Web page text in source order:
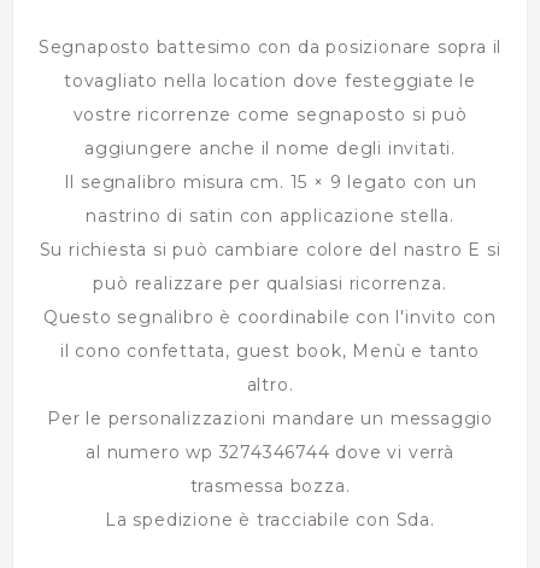
Segnaposto battesimo con da posizionare sopra il
tovagliato nella location dove festeggiate le
vostre ricorrenze come segnaposto si può
aggiungere anche il nome degli invitati.
Il segnalibro misura cm. 15 × 9 legato con un
nastrino di satin con applicazione stella.
Su richiesta si può cambiare colore del nastro E si
può realizzare per qualsiasi ricorrenza.
Questo segnalibro è coordinabile con l'invito con
il cono confettata, guest book, Menù e tanto
altro.
Per le personalizzazioni mandare un messaggio
al numero wp 3274346744 dove vi verrà
trasmessa bozza.
La spedizione è tracciabile con Sda.